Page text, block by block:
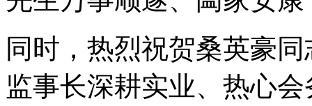
同时，热烈祝贺桑英豪
监事长深耕实业、热心